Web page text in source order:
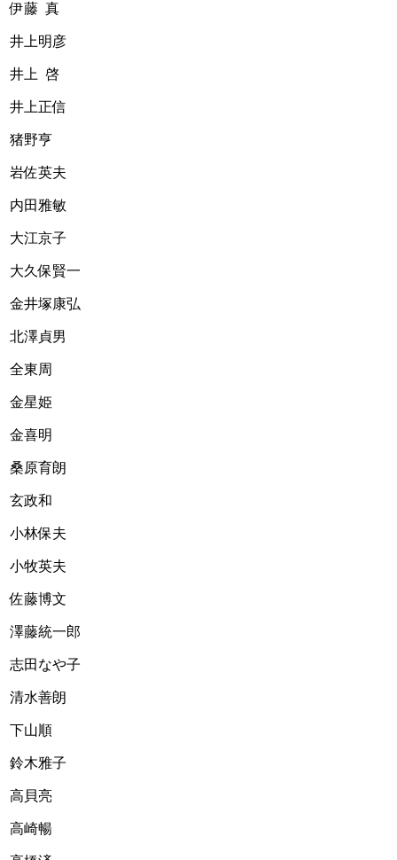
伊藤  真
井上明彦
井上  啓
井上正信
猪野亨
岩佐英夫
内田雅敏
大江京子
大久保賢一
金井塚康弘
北澤貞男
全東周
金星姫
金喜明
桑原育朗
玄政和
小林保夫
小牧英夫
佐藤博文
澤藤統一郎
志田なや子
清水善朗
下山順
鈴木雅子
高貝亮
高崎暢